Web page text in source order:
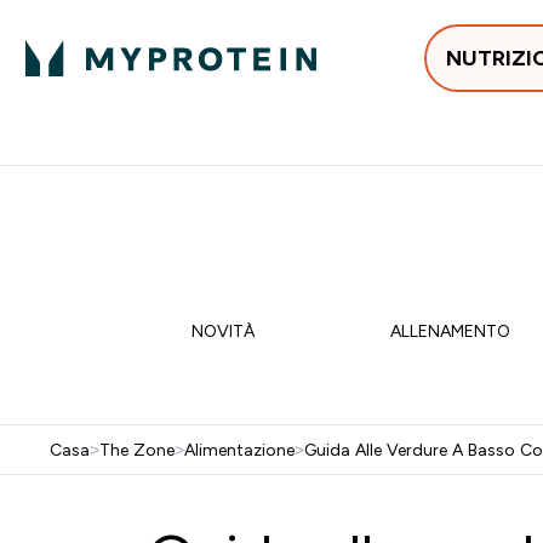
NOVITÀ ALLENAMENTO
Casa>The Zone>Alimentazione>Guida Alle Verdure A Basso